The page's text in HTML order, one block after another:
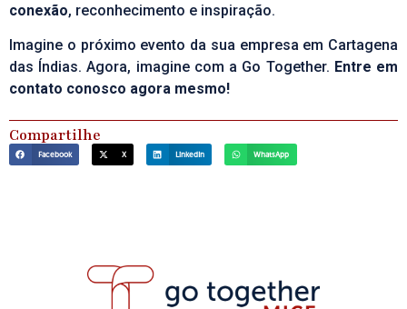
conexão, reconhecimento e inspiração.
Imagine o próximo evento da sua empresa em Cartagena
das Índias. Agora, imagine com a Go Together. Entre em
contato conosco agora mesmo!
Compartilhe
Facebook X LinkedIn WhatsApp